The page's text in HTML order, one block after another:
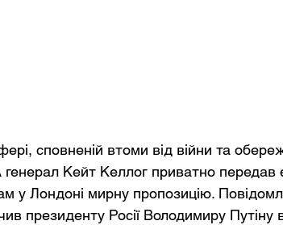
сповненій втоми від війни та
Кейт Келлог приватно передав
у Лондоні мирну пропозицію.
президенту Росії Володимиру Путіну